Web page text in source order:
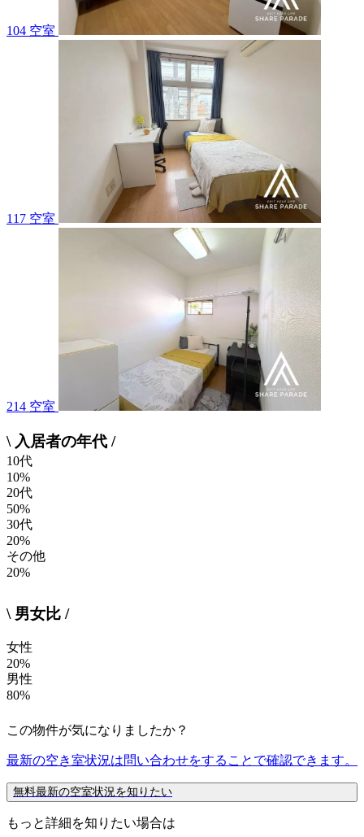
104 空室
117 空室
214 空室
\ 入居者の年代 /
10代
10%
20代
50%
30代
20%
その他
20%
\ 男女比 /
女性
20%
男性
80%
この物件が気になりましたか？
最新の空き室状況は問い合わせをすることで確認できます。
無料最新の空室状況を知りたい
もっと詳細を知りたい場合は